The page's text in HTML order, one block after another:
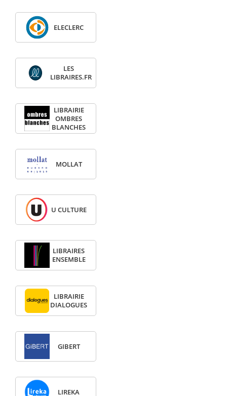
ELECLERC
LES
LIBRAIRES.FR
LIBRAIRIE
OMBRES
BLANCHES
MOLLAT
U CULTURE
LIBRAIRES
ENSEMBLE
LIBRAIRIE
DIALOGUES
GIBERT
LIREKA